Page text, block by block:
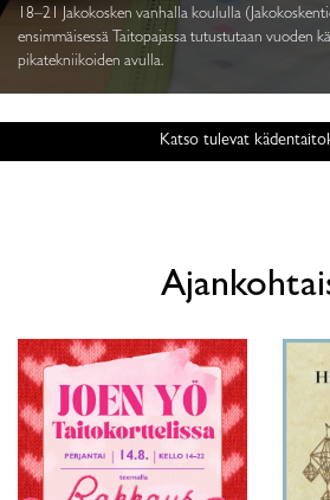
18–21 Jakokosken vanhalla koululla
ensimmäisessä Taitopajassa tutustutaan vuoden
pikatekniikoiden avulla.
Katso tulevat